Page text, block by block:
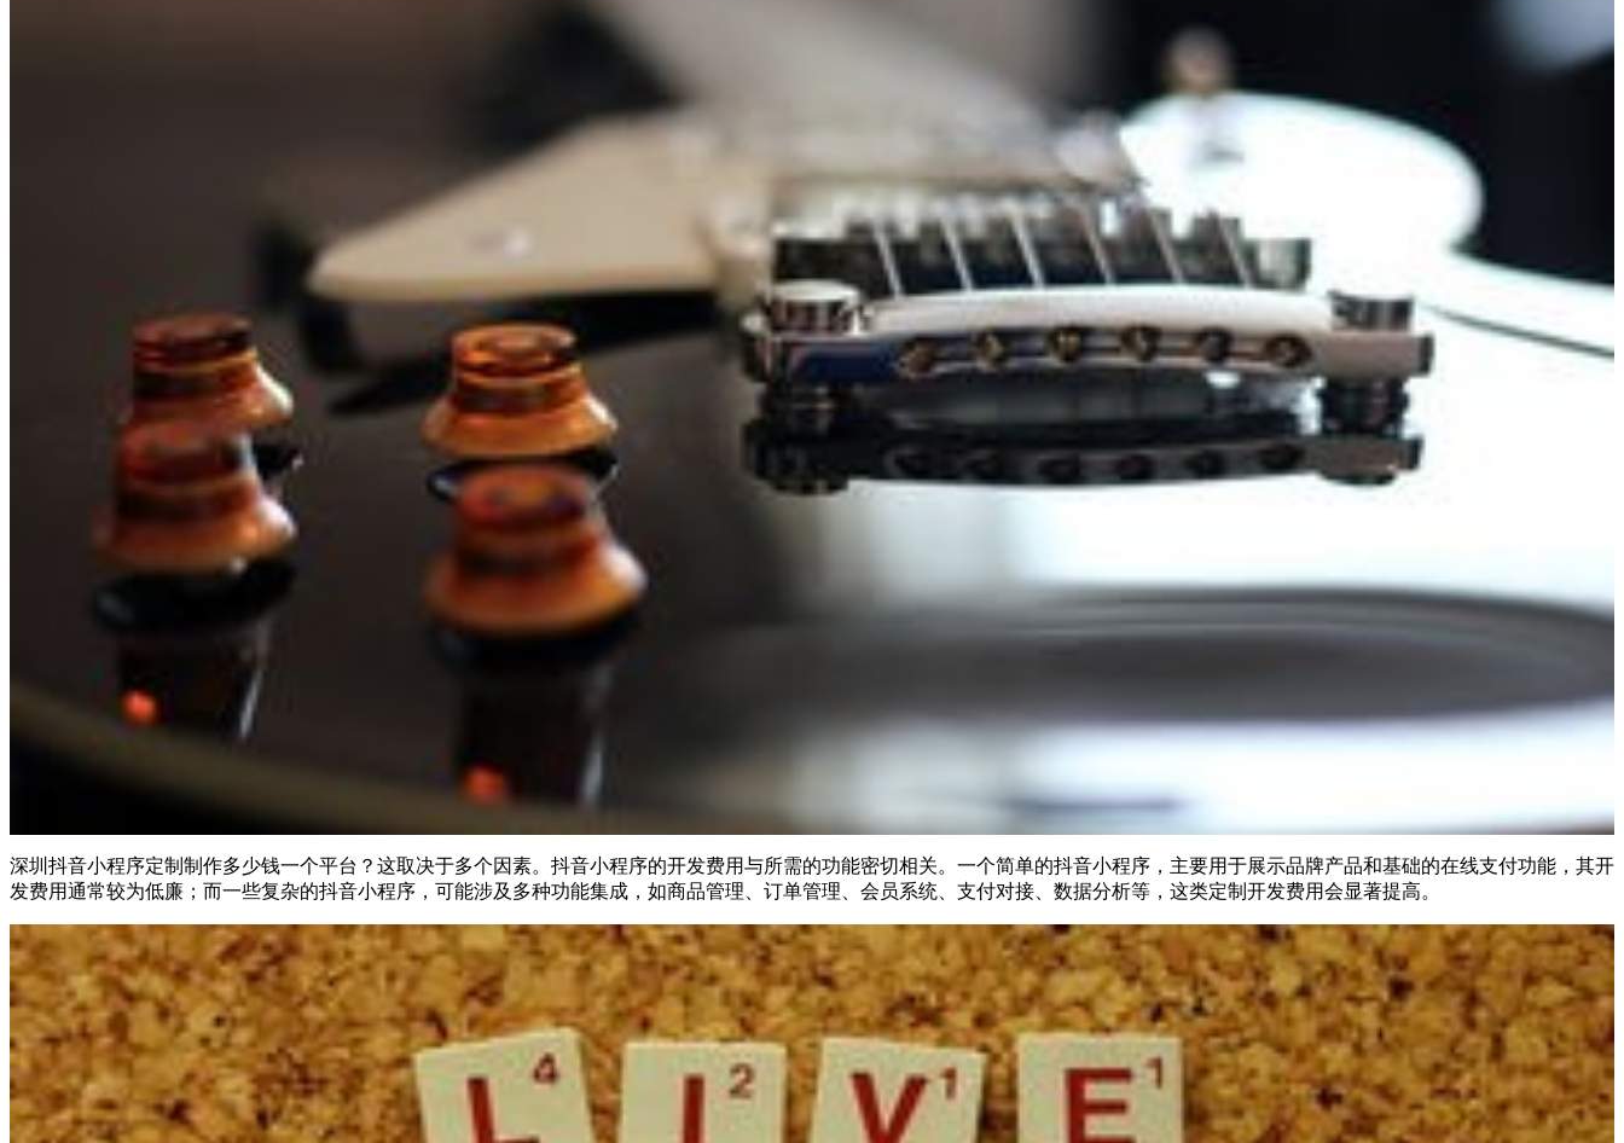
深圳抖音小程序定制制作多少钱一个平台？这取决于多个因素。抖音小程序的开发费用与所需的功能密切相关。一个简单的抖音小程序，主要用于展示品牌产品和基础的在线支付功能，其开
发费用通常较为低廉；而一些复杂的抖音小程序，可能涉及多种功能集成，如商品管理、订单管理、会员系统、支付对接、数据分析等，这类定制开发费用会显著提高。